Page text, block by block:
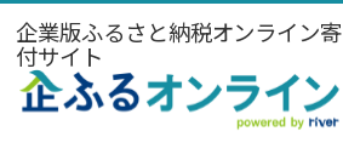
企業版ふるさと納税オンライン寄
付サイト